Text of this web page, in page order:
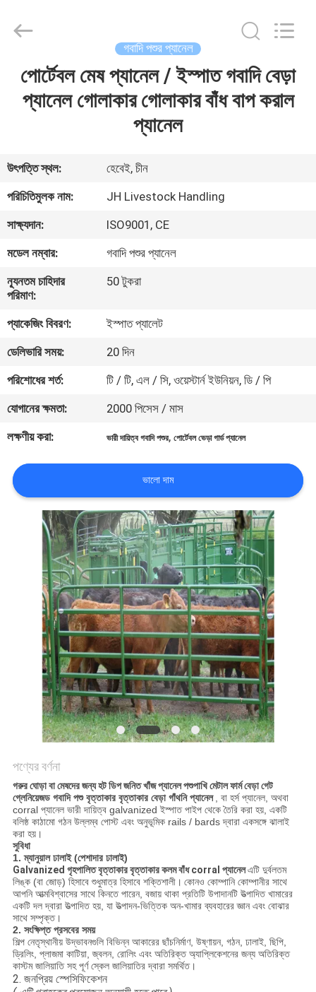
বাড়ি
আমাদের
সম্পর্কে
কারখানা
ভ্রমণ
নিয়ন্ত্রণ
যোগাযোগ
করুন
উদ্ধৃতির
জন্য
আবেদন
গোপনীয়তা
products
Reserved.
গবাদি পশুর প্যানেল
পোর্টেবল মেষ প্যানেল / ইস্পাত গবাদি বেড়া
প্যানেল গোলাকার গোলাকার বাঁধ বাপ করাল
প্যানেল
উৎপত্তি স্থল:
হেবেই, চীন
পরিচিতিমুলক নাম:
JH Livestock Handling
সাক্ষ্যদান:
ISO9001, CE
মডেল নম্বার:
গবাদি পশুর প্যানেল
ন্যূনতম চাহিদার
পরিমাণ:
50 টুকরা
প্যাকেজিং বিবরণ:
ইস্পাত প্যালেট
ডেলিভারি সময়:
20 দিন
পরিশোধের শর্ত:
টি / টি, এল / সি, ওয়েস্টার্ন ইউনিয়ন, ডি / পি
যোগানের ক্ষমতা:
2000 পিসেস / মাস
লক্ষণীয় করা:
ভারী দায়িত্ব গবাদি পশুর,পোর্টেবল ভেড়া গার্ড প্যানেল
ভালো দাম
পণ্যের বর্ণনা
গরুর ঘোড়া বা মেষদের জন্য হট ডিপ জনিত খাঁজ প্যানেল পশুপাখি মেটাল ফার্ম বেড়া গেট
গ্লেনিয়েজড গবাদি পশু বৃত্তাকার বৃত্তাকার বেড়া গাঁথনি প্যানেল , বা হর্স প্যানেল, অথবা
corral প্যানেল ভারী দায়িত্ব galvanized ইস্পাত পাইপ থেকে তৈরি করা হয়, একটি
বলিষ্ঠ কাঠামো গঠন উল্লম্ব পোস্ট এবং অনুভূমিক rails / bards দ্বারা একসঙ্গে ঝালাই
করা হয়।
সুবিধা
1. ম্যানুয়াল ঢালাই (পেশাদার ঢালাই)
Galvanized গৃহপালিত বৃত্তাকার বৃত্তাকার কলম বাঁধ corral প্যানেলএটি দুর্বলতম
লিঙ্ক (বা জোড়) হিসাবে শুধুমাত্র হিসাবে শক্তিশালী। কোনও কোম্পানি কোম্পানীর সাথে
আপনি আত্মবিশ্বাসের সাথে কিনতে পারেন, বজায় থাকা প্রতিটি উপাদানটি উত্পাদিত খামারের
একটি দল দ্বারা উত্পাদিত হয়, যা উত্পাদন-ভিত্তিক অন-খামার ব্যবহারের জ্ঞান এবং বোঝার
সাথে সম্পৃক্ত।
2. সংক্ষিপ্ত প্রসবের সময়
শিল্প নেতৃস্থানীয় উদ্ভাবনগুলি বিভিন্ন আকারের ছাঁচনির্মাণ, উষ্ণায়ন, গঠন, ঢালাই, ছিপি,
ড্রিলিং, প্লাজমা কাটিয়া, জ্বলন, রোলিং এবং অতিরিক্ত অ্যাপ্লিকেশনের জন্য অতিরিক্ত
কাস্টম জালিয়াতি সহ পূর্ণ স্কেল জালিয়াতির দ্বারা সমর্থিত।
2. জনপ্রিয় স্পেসিফিকেশন